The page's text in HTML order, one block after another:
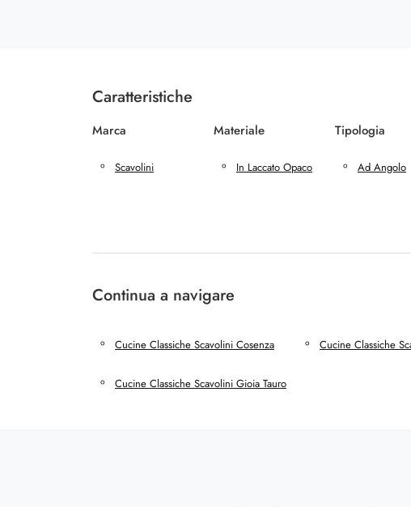
Caratteristiche
Marca
Scavolini
Materiale
In Laccato Opaco
Tipologia
Ad Angolo
Continua a navigare
Cucine Classiche Scavolini Cosenza Cucine Classiche
Cucine Classiche Scavolini Gioia Tauro